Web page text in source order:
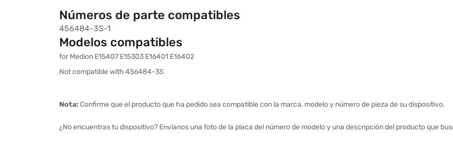
Números de parte compatibles
456484-3S-1
Modelos compatibles
for Medion E15407 E15303 E16401 E16402
Not compatible with 456484-3S
Nota:Confirme que el producto que ha pedido sea compatible con la marca, modelo y número de pieza de su dispositivo.
¿No encuentras tu dispositivo? Envíanos una foto de la placa del número de modelo y una descripción del producto que